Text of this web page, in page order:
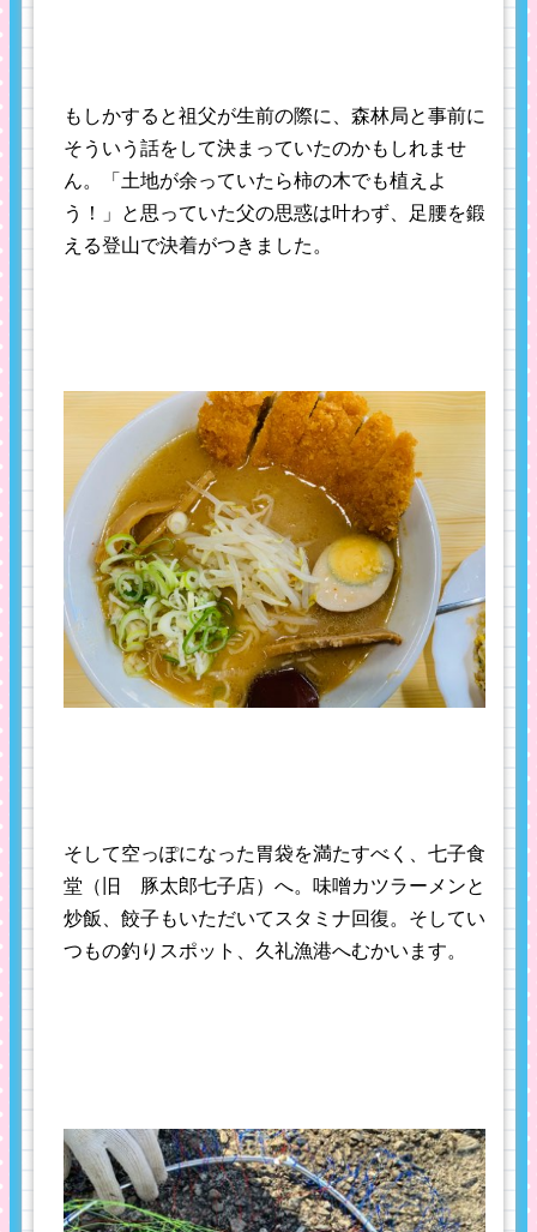
もしかすると祖父が生前の際に、森林局と事前に
そういう話をして決まっていたのかもしれませ
ん。「土地が余っていたら柿の木でも植えよ
う！」と思っていた父の思惑は叶わず、足腰を鍛
える登山で決着がつきました。
そして空っぽになった胃袋を満たすべく、七子食
堂（旧 豚太郎七子店）へ。味噌カツラーメンと
炒飯、餃子もいただいてスタミナ回復。そしてい
つもの釣りスポット、久礼漁港へむかいます。